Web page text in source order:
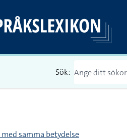
Sök:
samma betydelse